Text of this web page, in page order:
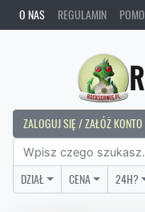
O NAS REGULAMIN
ZALOGUJ SIĘ / ZAŁÓŻ KONTO
DZIAŁ CENA 24H?